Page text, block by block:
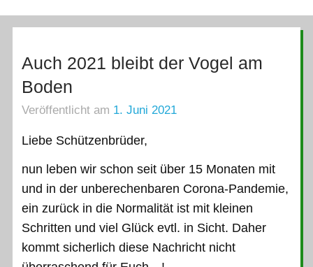
Auch 2021 bleibt der Vogel am
Boden
Veröffentlicht am 1. Juni 2021
Liebe Schützenbrüder,
nun leben wir schon seit über 15 Monaten mit
und in der unberechenbaren Corona-Pandemie,
ein zurück in die Normalität ist mit kleinen
Schritten und viel Glück evtl. in Sicht. Daher
kommt sicherlich diese Nachricht nicht